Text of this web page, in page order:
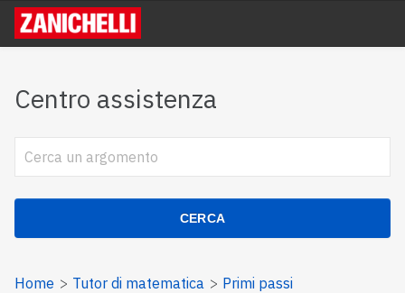
Centro assistenza
CERCA
Home Tutor di matematica Primi passi